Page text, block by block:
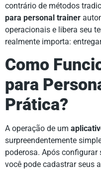
contrário de métodos
para personal trainer
operacionais e libera seu
realmente importa:
Como
para
Prática?
A operação de um
surpreendentemente
poderosa. Após
você pode cadastrar seus